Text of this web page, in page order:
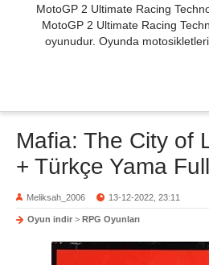
MotoGP 2 Ultimate Racing
MotoGP 2 Ultimate Racing
oyunudur. Oyunda
Mafia: The City of
+ Türkçe Yama
Meliksah_2006 13-12-2022, 23:11
Oyun indir > RPG Oyunları